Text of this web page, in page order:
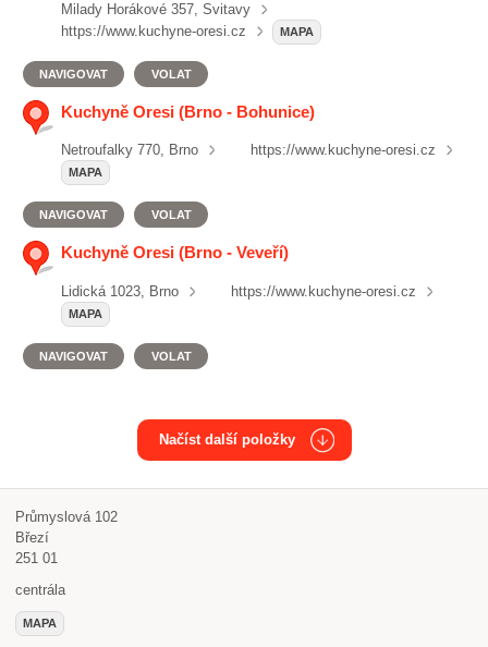
Milady Horákové 357, Svitavy
https://www.kuchyne-oresi.cz
MAPA
NAVIGOVAT VOLAT
Kuchyně Oresi (Brno - Bohunice)
Netroufalky 770, Brno https://www.kuchyne-oresi.cz
MAPA
NAVIGOVAT VOLAT
Kuchyně Oresi (Brno - Veveří)
Lidická 1023, Brno https://www.kuchyne-oresi.cz
MAPA
NAVIGOVAT VOLAT
Načíst další položky
Průmyslová 102
Březí
251 01
centrála
MAPA